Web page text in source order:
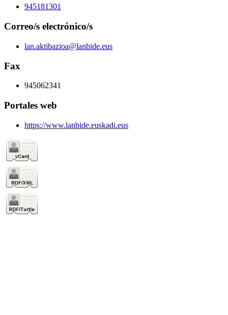
945181301
Correo/s electrónico/s
lan.aktibazioa@lanbide.eus
Fax
945062341
Portales web
https://www.lanbide.euskadi.eus